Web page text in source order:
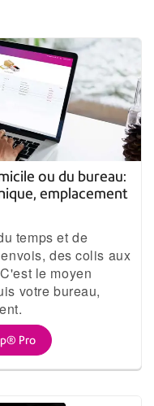
ou du bureau:
emplacement
temps et de
des colis aux
le moyen
votre bureau,
Pro